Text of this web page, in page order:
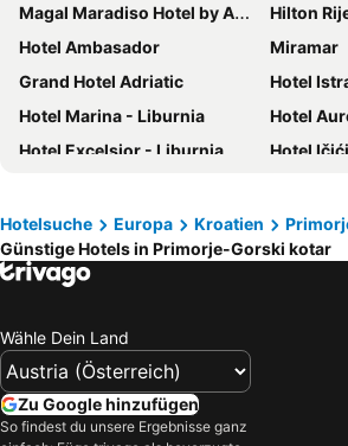
Magal Maradiso Hotel by Aminess
Hilton Rijeka
Hotel Ambasador
Miramar
Grand Hotel Adriatic
Hotel
Hotel Marina - Liburnia
Hotel
Hotel Excelsior - Liburnia
Hotel
Sunny Krk by Valamar
Valamar
Valamar Carolina Hotel & Villas
Family
Hotel Miramare
Vitality
Hotel Omorika
Hotel Kvarner
Valamar Atrium Residence
Hotelsuche Europa Kroatien
Günstige Hotels in Primorje-Gorski kotar
Wähle Dein Land
Zu Google hinzufügen
So findest du unsere Ergebnisse ganz